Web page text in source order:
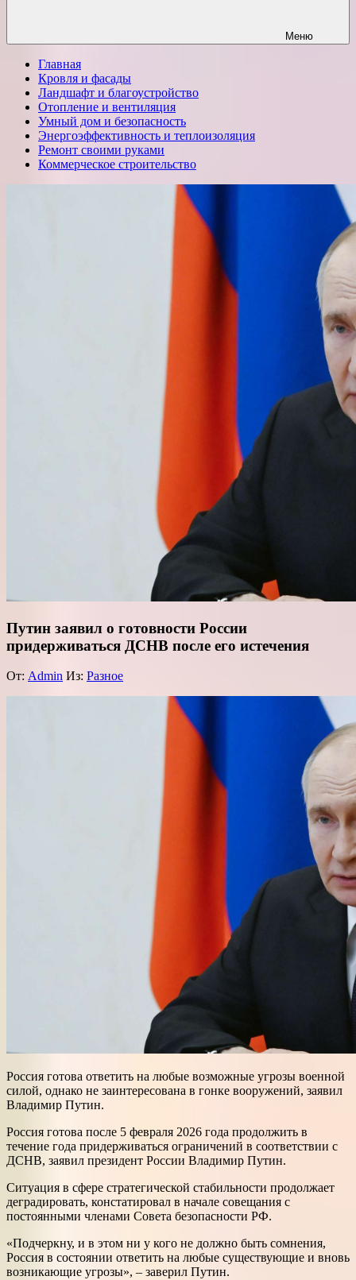
Меню
Главная
Кровля и фасады
Ландшафт и благоустройство
Отопление и вентиляция
Умный дом и безопасность
Энергоэффективность и теплоизоляция
Ремонт своими руками
Коммерческое строительство
Путин заявил о готовности России
придерживаться ДСНВ после его истечения
От: Admin Из: Разное
Россия готова ответить на любые возможные угрозы военной
силой, однако не заинтересована в гонке вооружений, заявил
Владимир Путин.
Россия готова после 5 февраля 2026 года продолжить в
течение года придерживаться ограничений в соответствии с
ДСНВ, заявил президент России Владимир Путин.
Ситуация в сфере стратегической стабильности продолжает
деградировать, констатировал в начале совещания с
постоянными членами Совета безопасности РФ.
«Подчеркну, и в этом ни у кого не должно быть сомнения,
Россия в состоянии ответить на любые существующие и вновь
возникающие угрозы», – заверил Путин.